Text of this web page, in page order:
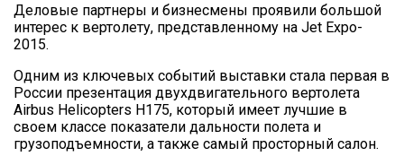
Деловые партнеры и бизнесмены проявили большой
интерес к вертолету, представленному на Jet Expo-
2015.
Одним из ключевых событий выставки стала первая в
России презентация двухдвигательного вертолета
Airbus Helicopters H175, который имеет лучшие в
своем классе показатели дальности полета и
грузоподъемности, а также самый просторный салон.